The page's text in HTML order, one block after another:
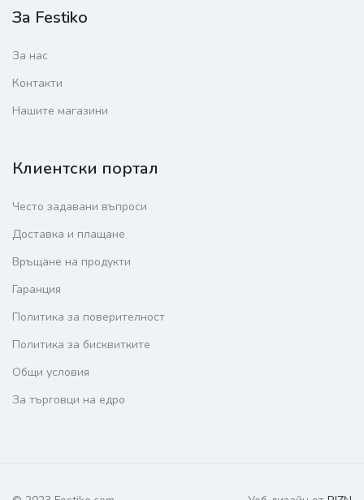
За Festiko
За нас
Контакти
Нашите магазини
Клиентски портал
Често задавани въпроси
Доставка и плащане
Връщане на продукти
Гаранция
Политика за поверителност
Политика за бисквитките
Общи условия
За търговци на едро